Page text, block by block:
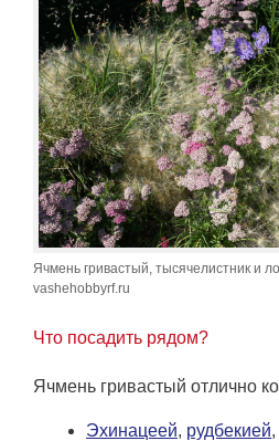
Ячмень гривастый, тысячелистник и
vashehobbyrf.ru
Что посадить рядом?
Ячмень гривастый отлично
Эхинацеей, рудбекией,